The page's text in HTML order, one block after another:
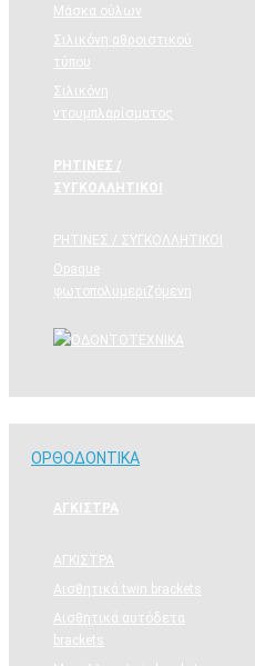
Μάσκα ούλων
Σιλικόνη αθροιστικού
τύπου
Σιλικόνη
ντουμπλαρίσματος
ΡΗΤΙΝΕΣ /
ΣΥΓΚΟΛΛΗΤΙΚΟΙ
ΡΗΤΙΝΕΣ / ΣΥΓΚΟΛΛΗΤΙΚΟΙ
Opaque
φωτοπολυμεριζόμενη
ΟΡΘΟΔΟΝΤΙΚΑ
ΑΓΚΙΣΤΡΑ
ΑΓΚΙΣΤΡΑ
Aισθητικά twin brackets
Αισθητικά αυτόδετα
brackets